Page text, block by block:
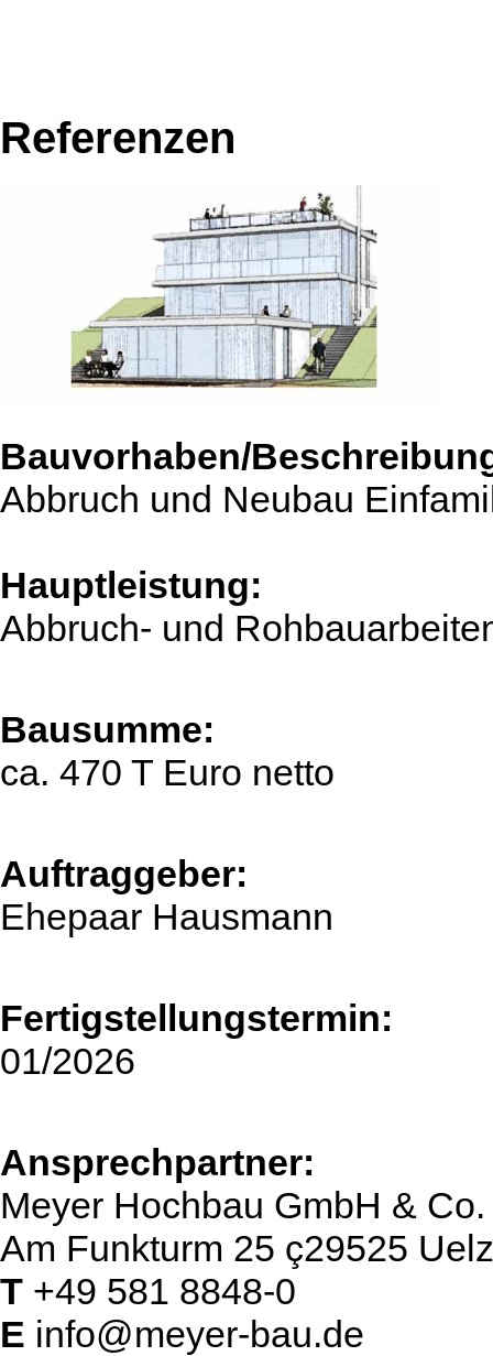
Referenzen
Bauvorhaben/
Abbruch und Neubau
Hauptleistung:
Abbruch- und
Bausumme:
ca. 470 T Euro netto
Auftraggeber:
Ehepaar Hausmann
Fertigstellungstermin:
01/2026
Ansprechpartner:
Meyer Hochbau GmbH &
Am Funkturm 25 ç29525
T +49 581 8848-0
E info@meyer-bau.de